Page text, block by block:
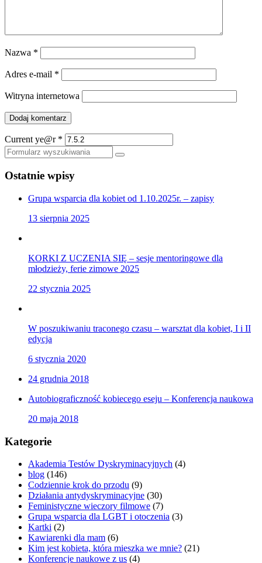
Nazwa *
Adres e-mail *
Witryna internetowa
Current ye@r *
Szukaj
Ostatnie wpisy
Grupa wsparcia dla kobiet od 1.10.2025r. – zapisy
13 sierpnia 2025
KORKI Z UCZENIA SIĘ – sesje mentoringowe dla
młodzieży, ferie zimowe 2025
22 stycznia 2025
W poszukiwaniu traconego czasu – warsztat dla kobiet, I i II
edycja
6 stycznia 2020
24 grudnia 2018
Autobiograficzność kobiecego eseju – Konferencja naukowa
20 maja 2018
Kategorie
Akademia Testów Dyskryminacyjnych (4)
blog (146)
Codziennie krok do przodu (9)
Działania antydyskryminacyjne (30)
Feministyczne wieczory filmowe (7)
Grupa wsparcia dla LGBT i otoczenia (3)
Kartki (2)
Kawiarenki dla mam (6)
Kim jest kobieta, która mieszka we mnie? (21)
Konferencje naukowe z us (4)